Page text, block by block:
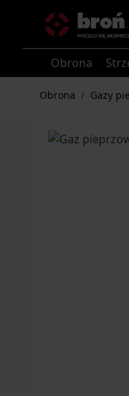
Obrona
Obrona / Gazy